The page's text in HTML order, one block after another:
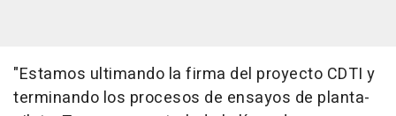
"Estamos ultimando la firma del proyecto CDTI y
terminando los procesos de ensayos de planta-